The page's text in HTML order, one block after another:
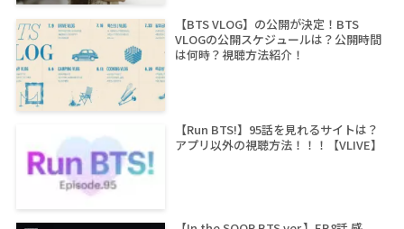
【BTS VLOG】の公開が決定！BTS
VLOGの公開スケジュールは？公開時間
は何時？視聴方法紹介！
【Run BTS!】95話を見れるサイトは？
アプリ以外の視聴方法！！！【VLIVE】